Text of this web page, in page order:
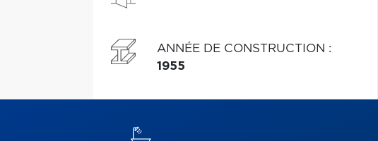
ANNÉE DE CONSTRUCTION :
1955